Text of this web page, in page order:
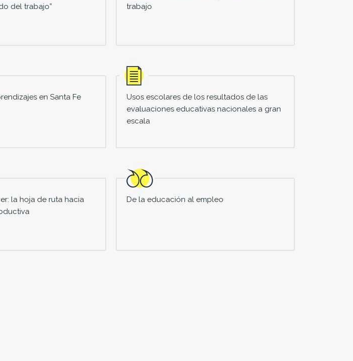
del trabajo”
trabajo
en Santa Fe
Usos escolares de los resultados de las
evaluaciones educativas nacionales a gran
escala
la hoja de ruta hacia
De la educación al empleo